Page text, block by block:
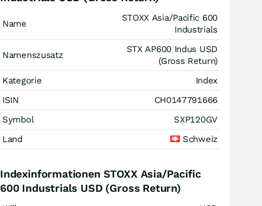
Name
STOXX Asia/Pacific 600
Industrials
Namenszusatz
STX AP600 Indus USD
(Gross Return)
Kategorie
Index
ISIN
CH0147791666
Symbol
SXP120GV
Land
Schweiz
Indexinformationen STOXX Asia/Pacific
600 Industrials USD (Gross Return)